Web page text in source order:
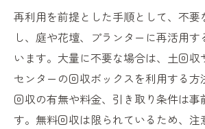
再利用を前提とした手順として、不要
し、庭や花壇、プランターに再活用
います。大量に不要な場合は、土回収
センターの回収ボックスを利用する方
回収の有無や料金、引き取り条件は事
す。無料回収は限られているため、注